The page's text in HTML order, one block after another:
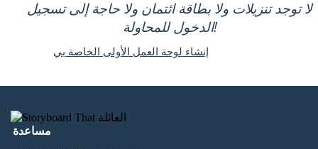
لا توجد تنزيلات ولا بطاقة ائتمان ولا حاجة إلى تسجيل
الدخول للمحاولة!
إنشاء لوحة العمل الأولى الخاصة بي
مساعدة